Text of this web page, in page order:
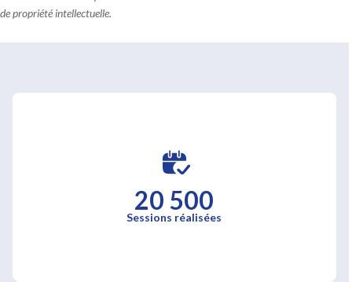
de propriété intellectuelle.
20 500
Sessions réalisées